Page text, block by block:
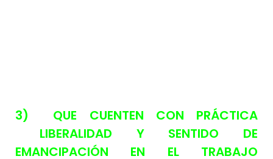
3) QUE CUENTEN CON PRÁCTICA
LIBERALIDAD Y SENTIDO DE
EMANCIPACIÓN EN EL TRABAJO